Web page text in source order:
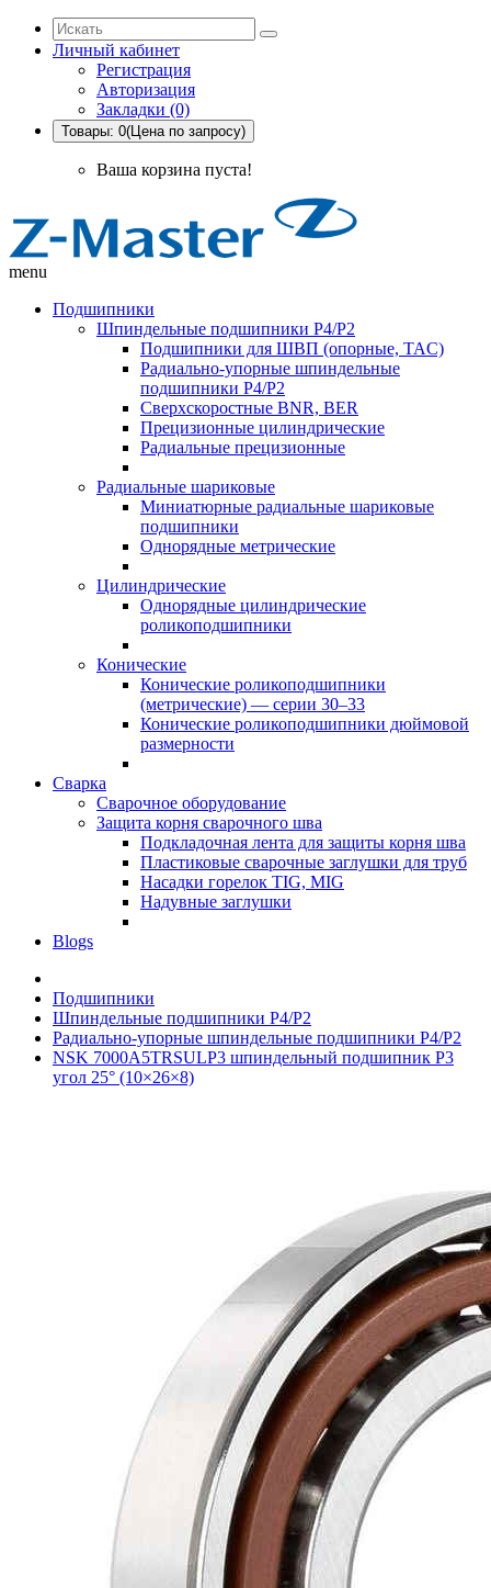
Личный кабинет
Регистрация
Авторизация
Закладки (0)
Товары: 0(Цена по запросу)
Ваша корзина пуста!
menu
Подшипники
Шпиндельные подшипники P4/P2
Подшипники для ШВП (опорные, TAC)
Радиально-упорные шпиндельные
подшипники P4/P2
Сверхскоростные BNR, BER
Прецизионные цилиндрические
Радиальные прецизионные
Радиальные шариковые
Миниатюрные радиальные шариковые
подшипники
Однорядные метрические
Цилиндрические
Однорядные цилиндрические
роликоподшипники
Конические
Конические роликоподшипники
(метрические) — серии 30–33
Конические роликоподшипники дюймовой
размерности
Сварка
Сварочное оборудование
Защита корня сварочного шва
Подкладочная лента для защиты корня шва
Пластиковые сварочные заглушки для труб
Насадки горелок TIG, MIG
Надувные заглушки
Blogs
Подшипники
Шпиндельные подшипники P4/P2
Радиально-упорные шпиндельные подшипники P4/P2
NSK 7000A5TRSULP3 шпиндельный подшипник P3
угол 25° (10×26×8)